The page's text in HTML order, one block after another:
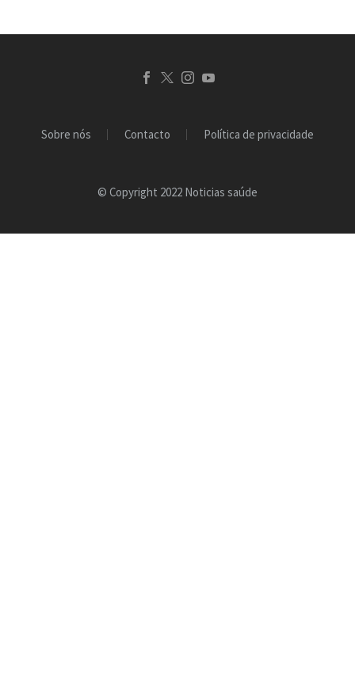
Sobre nós Contacto Política de privacidade
© Copyright 2022 Noticias saúde